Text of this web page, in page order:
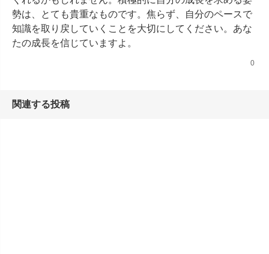
勢は、とても貴重なものです。焦らず、自分のペースで
知識を取り戻していくことを大切にしてください。あな
たの成長を信じていますよ。
0
関連する投稿